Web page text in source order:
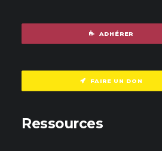
ADHÉRER
FAIRE UN DON
Ressources